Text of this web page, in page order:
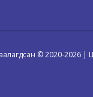
© 2020-